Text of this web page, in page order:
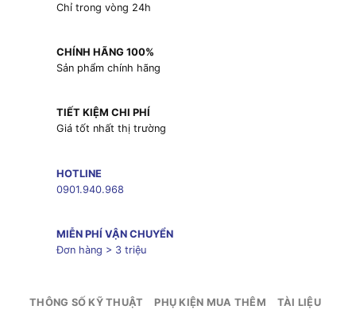
Chỉ trong vòng 24h
CHÍNH HÃNG 100%
Sản phẩm chính hãng
TIẾT KIỆM CHI PHÍ
Giá tốt nhất thị trường
HOTLINE
0901.940.968
MIỄN PHÍ VẬN CHUYỂN
Đơn hàng > 3 triệu
THÔNG SỐ KỸ THUẬT PHỤ KIỆN MUA THÊM TÀI LIỆU